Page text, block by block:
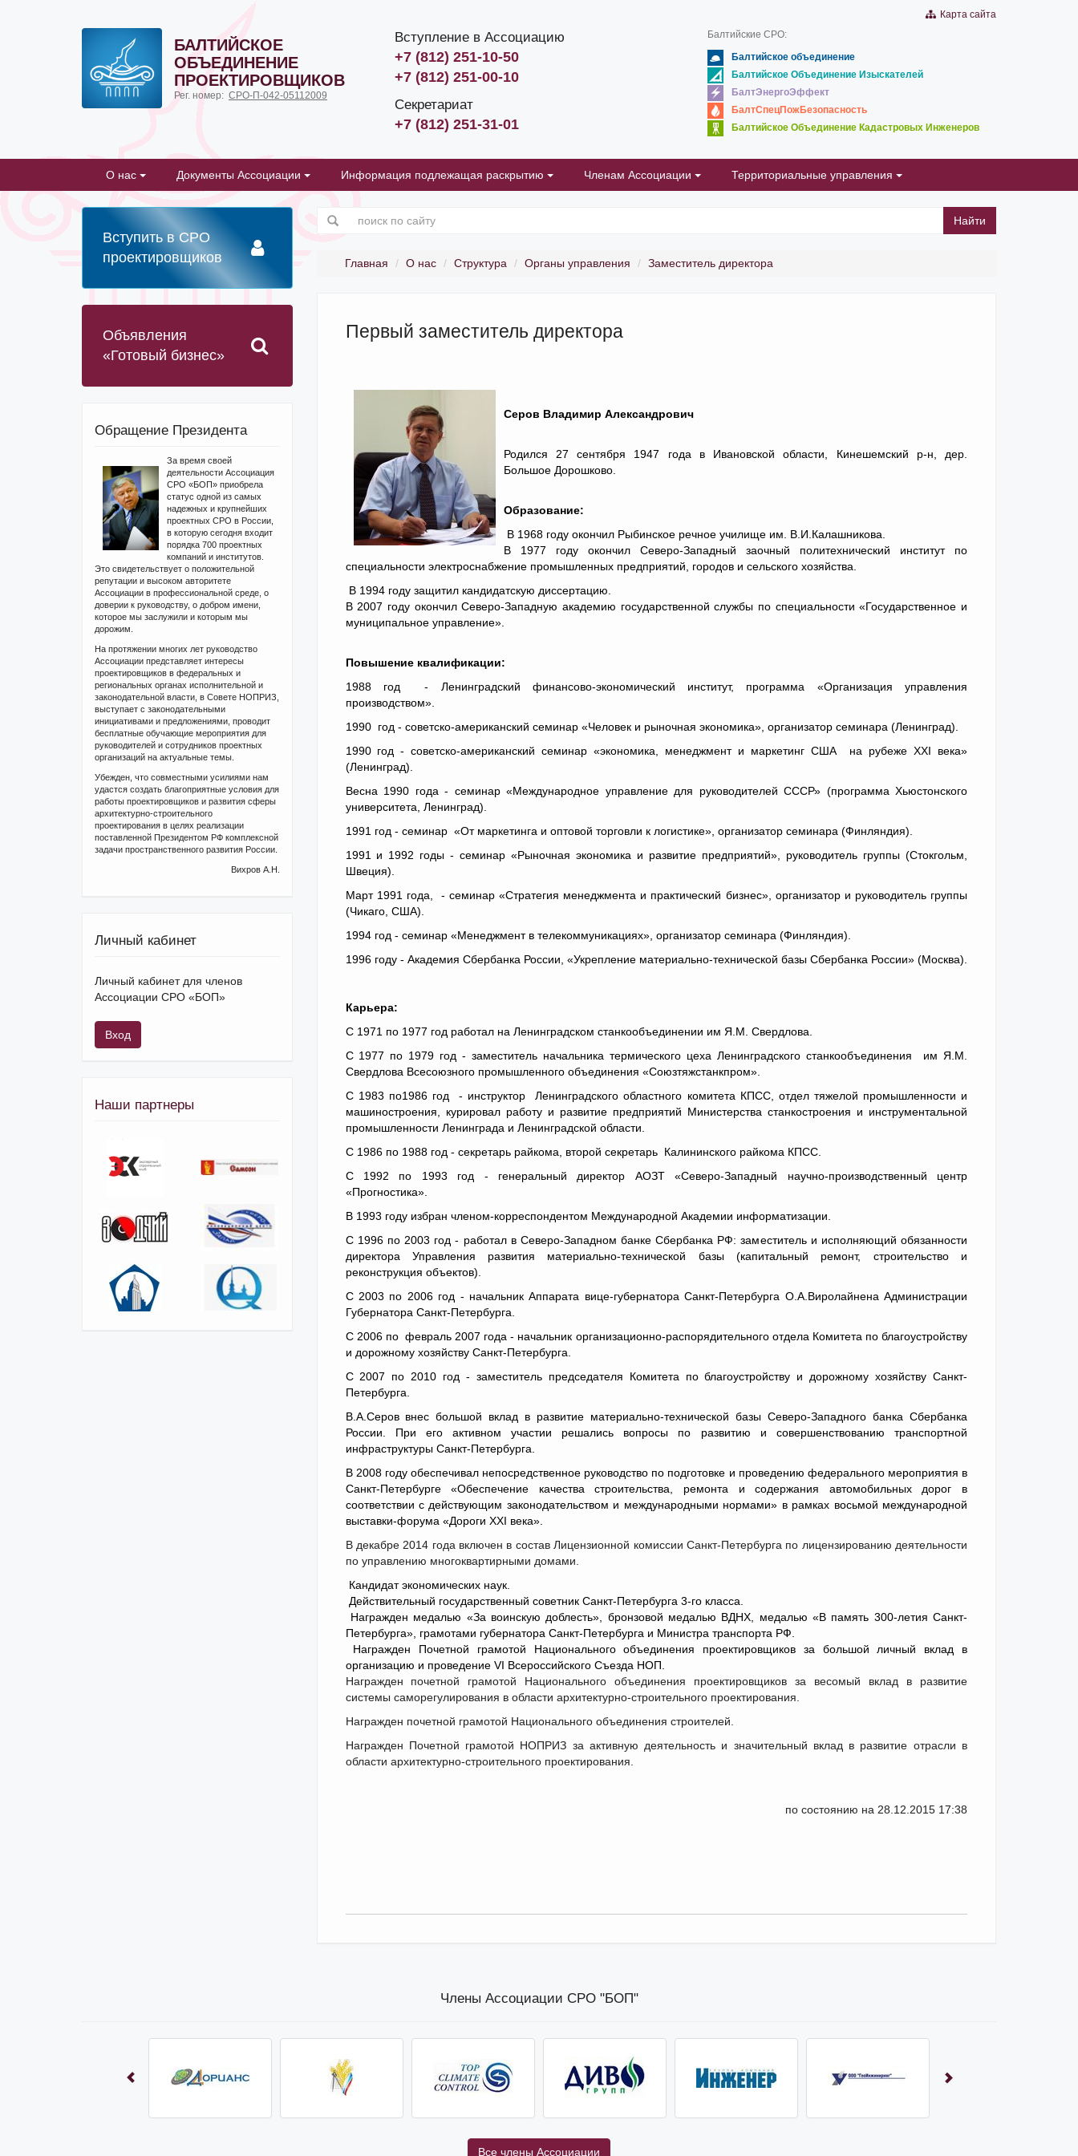
БАЛТИЙСКОЕ
ОБЪЕДИНЕНИЕ
ПРОЕКТИРОВЩИКОВ
Рег. номер: СРО-П-042-05112009
Вступление в Ассоциацию
+7 (812) 251-10-50
+7 (812) 251-00-10
Секретариат
+7 (812) 251-31-01
Карта сайта
Балтийские СРО:
Балтийское объединение
Балтийское Объединение Изыскателей
БалтЭнергоЭффект
БалтСпецПожБезопасность
Балтийское Объединение Кадастровых Инженеров
О нас Документы Ассоциации Информация подлежащая раскрытию Членам Ассоциации Территориальные управления
Найти
Главная О нас Структура Органы управления Заместитель директора
Первый заместитель директора
Серов Владимир Александрович
Родился 27 сентября 1947 года в Ивановской области, Кинешемский р-н, дер.
Большое Дорошково.
Образование:
В 1968 году окончил Рыбинское речное училище им. В.И.Калашникова.
В 1977 году окончил Северо-Западный заочный политехнический институт по
специальности электроснабжение промышленных предприятий, городов и сельского хозяйства.
В 1994 году защитил кандидатскую диссертацию.
В 2007 году окончил Северо-Западную академию государственной службы по специальности «Государственное и
муниципальное управление».
Повышение квалификации:
1988 год - Ленинградский финансово-экономический институт, программа «Организация управления
производством».
1990 год - советско-американский семинар «Человек и рыночная экономика», организатор семинара (Ленинград).
1990 год - советско-американский семинар «экономика, менеджмент и маркетинг США на рубеже XXI века»
(Ленинград).
Весна 1990 года - семинар «Международное управление для руководителей СССР» (программа Хьюстонского
университета, Ленинград).
1991 год - семинар «От маркетинга и оптовой торговли к логистике», организатор семинара (Финляндия).
1991 и 1992 годы - семинар «Рыночная экономика и развитие предприятий», руководитель группы (Стокгольм,
Швеция).
Март 1991 года, - семинар «Стратегия менеджмента и практический бизнес», организатор и руководитель группы
(Чикаго, США).
1994 год - семинар «Менеджмент в телекоммуникациях», организатор семинара (Финляндия).
1996 году - Академия Сбербанка России, «Укрепление материально-технической базы Сбербанка России» (Москва).
Карьера:
С 1971 по 1977 год работал на Ленинградском станкообъединении им Я.М. Свердлова.
С 1977 по 1979 год - заместитель начальника термического цеха Ленинградского станкообъединения им Я.М.
Свердлова Всесоюзного промышленного объединения «Союзтяжстанкпром».
С 1983 по1986 год - инструктор Ленинградского областного комитета КПСС, отдел тяжелой промышленности и
машиностроения, курировал работу и развитие предприятий Министерства станкостроения и инструментальной
промышленности Ленинграда и Ленинградской области.
С 1986 по 1988 год - секретарь райкома, второй секретарь Калининского райкома КПСС.
С 1992 по 1993 год - генеральный директор АОЗТ «Северо-Западный научно-производственный центр
«Прогностика».
В 1993 году избран членом-корреспондентом Международной Академии информатизации.
С 1996 по 2003 год - работал в Северо-Западном банке Сбербанка РФ: заместитель и исполняющий обязанности
директора Управления развития материально-технической базы (капитальный ремонт, строительство и
реконструкция объектов).
С 2003 по 2006 год - начальник Аппарата вице-губернатора Санкт-Петербурга О.А.Виролайнена Администрации
Губернатора Санкт-Петербурга.
С 2006 по февраль 2007 года - начальник организационно-распорядительного отдела Комитета по благоустройству
и дорожному хозяйству Санкт-Петербурга.
С 2007 по 2010 год - заместитель председателя Комитета по благоустройству и дорожному хозяйству Санкт-
Петербурга.
В.А.Серов внес большой вклад в развитие материально-технической базы Северо-Западного банка Сбербанка
России. При его активном участии решались вопросы по развитию и совершенствованию транспортной
инфраструктуры Санкт-Петербурга.
В 2008 году обеспечивал непосредственное руководство по подготовке и проведению федерального мероприятия в
Санкт-Петербурге «Обеспечение качества строительства, ремонта и содержания автомобильных дорог в
соответствии с действующим законодательством и международными нормами» в рамках восьмой международной
выставки-форума «Дороги XXI века».
В декабре 2014 года включен в состав Лицензионной комиссии Санкт-Петербурга по лицензированию деятельности
по управлению многоквартирными домами.
Кандидат экономических наук.
Действительный государственный советник Санкт-Петербурга 3-го класса.
Награжден медалью «За воинскую доблесть», бронзовой медалью ВДНХ, медалью «В память 300-летия Санкт-
Петербурга», грамотами губернатора Санкт-Петербурга и Министра транспорта РФ.
Награжден Почетной грамотой Национального объединения проектировщиков за большой личный вклад в
организацию и проведение VI Всероссийского Съезда НОП.
Награжден почетной грамотой Национального объединения проектировщиков за весомый вклад в развитие
системы саморегулирования в области архитектурно-строительного проектирования.
Награжден почетной грамотой Национального объединения строителей.
Награжден Почетной грамотой НОПРИЗ за активную деятельность и значительный вклад в развитие отрасли в
области архитектурно-строительного проектирования.
по состоянию на 28.12.2015 17:38
Вступить в СРО
проектировщиков
Объявления
«Готовый бизнес»
Обращение Президента
За время своей
деятельности Ассоциация
СРО «БОП» приобрела
статус одной из самых
надежных и крупнейших
проектных СРО в России,
в которую сегодня входит
порядка 700 проектных
компаний и институтов.
Это свидетельствует о положительной
репутации и высоком авторитете
Ассоциации в профессиональной среде, о
доверии к руководству, о добром имени,
которое мы заслужили и которым мы
дорожим.
На протяжении многих лет руководство
Ассоциации представляет интересы
проектировщиков в федеральных и
региональных органах исполнительной и
законодательной власти, в Совете НОПРИЗ,
выступает с законодательными
инициативами и предложениями, проводит
бесплатные обучающие мероприятия для
руководителей и сотрудников проектных
организаций на актуальные темы.
Убежден, что совместными усилиями нам
удастся создать благоприятные условия для
работы проектировщиков и развития сферы
архитектурно-строительного
проектирования в целях реализации
поставленной Президентом РФ комплексной
задачи пространственного развития России.
Вихров А.Н.
Личный кабинет
Личный кабинет для членов
Ассоциации СРО «БОП»
Вход
Наши партнеры
Члены Ассоциации СРО "БОП"
Все члены Ассоциации